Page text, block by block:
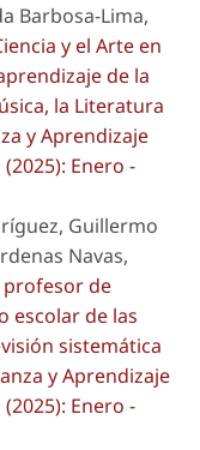
Barbosa-Lima,
y el Arte en
de la
la Literatura
y Aprendizaje
Enero -
Guillermo
Navas,
de
escolar de las
sistemática
y Aprendizaje
Enero -